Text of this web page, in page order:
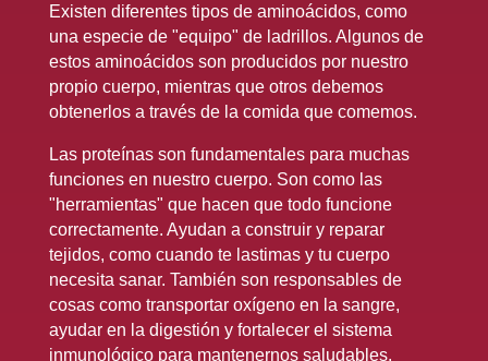
Existen diferentes tipos de aminoácidos, como
una especie de "equipo" de ladrillos. Algunos de
estos aminoácidos son producidos por nuestro
propio cuerpo, mientras que otros debemos
obtenerlos a través de la comida que comemos.
Las proteínas son fundamentales para muchas
funciones en nuestro cuerpo. Son como las
"herramientas" que hacen que todo funcione
correctamente. Ayudan a construir y reparar
tejidos, como cuando te lastimas y tu cuerpo
necesita sanar. También son responsables de
cosas como transportar oxígeno en la sangre,
ayudar en la digestión y fortalecer el sistema
inmunológico para mantenernos saludables.